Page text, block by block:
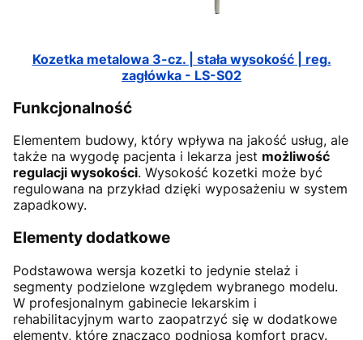
Kozetka metalowa 3-cz. | stała wysokość | reg.
zagłówka - LS-S02
Funkcjonalność
Elementem budowy, który wpływa na jakość usług, ale
także na wygodę pacjenta i lekarza jest możliwość
regulacji wysokości. Wysokość kozetki może być
regulowana na przykład dzięki wyposażeniu w system
zapadkowy.
Elementy dodatkowe
Podstawowa wersja kozetki to jedynie stelaż i
segmenty podzielone względem wybranego modelu.
W profesjonalnym gabinecie lekarskim i
rehabilitacyjnym warto zaopatrzyć się w dodatkowe
elementy, które znacząco podniosą komfort pracy.